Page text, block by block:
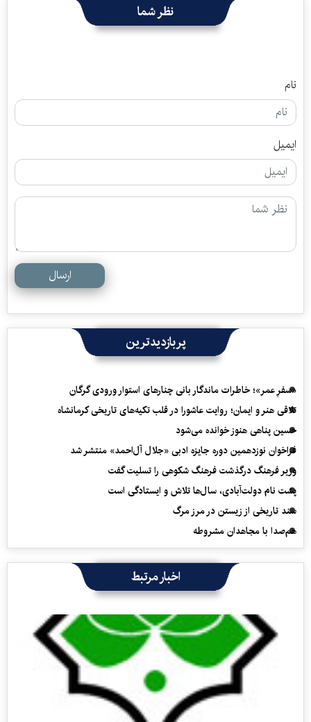
نظر شما
نام
ایمیل
ارسال
پربازدیدترین
«سفرِ عمر»؛ خاطرات ماندگار بانی چنارهای استوار ورودی گرگان
تلاقی هنر و ایمان؛ روایت عاشورا در قلب تکیه‌های تاریخی کرمانشاه
حسین پناهی هنوز خوانده می‌شود
فراخوان نوزدهمین دوره جایزه ادبی «جلال آل‌احمد» منتشر شد
وزیر فرهنگ درگذشت فرهنگ شکوهی را تسلیت گفت
پشت نام دولت‌آبادی، سال‌ها تلاش و ایستادگی است
سند تاریخی از زیستن در مرز مرگ
هم‌صدا با مجاهدان مشروطه
اخبار مرتبط